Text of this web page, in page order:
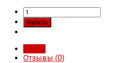
Отзывы (0)